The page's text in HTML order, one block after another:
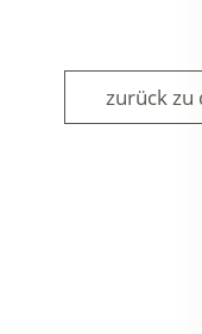
zurück zu